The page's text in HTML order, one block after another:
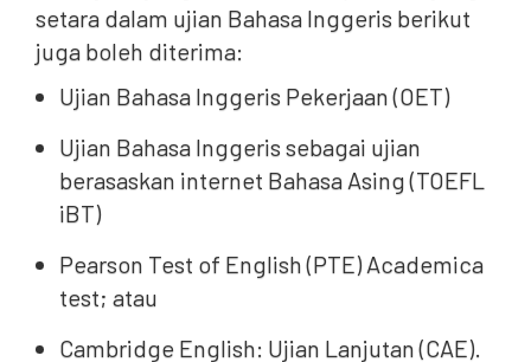
setara dalam ujian Bahasa Inggeris berikut
juga boleh diterima:
Ujian Bahasa Inggeris Pekerjaan (OET)
Ujian Bahasa Inggeris sebagai ujian
berasaskan internet Bahasa Asing (TOEFL
iBT)
Pearson Test of English (PTE) Academica
test; atau
Cambridge English: Ujian Lanjutan (CAE).